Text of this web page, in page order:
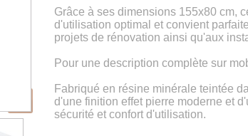
Grâce à ses dimensions 155x80 cm,
d'utilisation optimal et convient
projets de rénovation ainsi qu'aux
Pour une description complète sur
Fabriqué en résine minérale teintée
d'une finition effet pierre moderne et
sécurité et confort d'utilisation.